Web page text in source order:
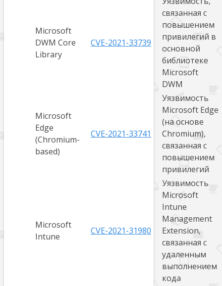
Microsoft
DWM Core
Library
CVE-2021-33739
связанная с
повышением
привилегий в
основной
библиотеке
Microsoft
DWM
Microsoft
Edge
(Chromium-
based)
CVE-2021-33741
Уязвимость
Microsoft Edge
(на основе
Chromium),
связанная с
повышением
привилегий
Microsoft
Intune
CVE-2021-31980
Уязвимость
Microsoft
Intune
Management
Extension,
связанная с
удаленным
выполнением
кода